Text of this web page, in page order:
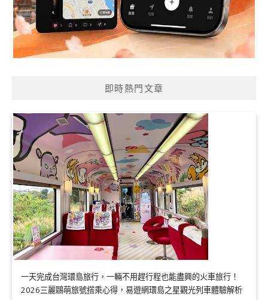
即時熱門文章
一天完成台灣環島旅行，一輛不用趕行程也能盡興的火車旅行！
2026三麗鷗萌旅號搭乘心得，易遊網環島之星觀光列車體驗解析